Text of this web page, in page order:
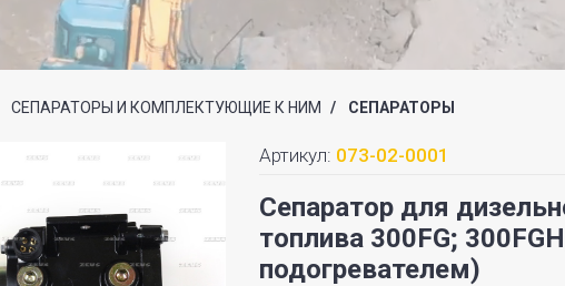
СЕПАРАТОРЫ И КОМПЛЕКТУЮЩИЕ К НИМ / СЕПАРАТОРЫ
Артикул: 073-02-0001
Сепаратор для
топлива 300FG;
подогревателем)